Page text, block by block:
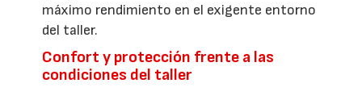
máximo rendimiento en el exigente entorno
del taller.
Confort y protección frente a las
condiciones del taller